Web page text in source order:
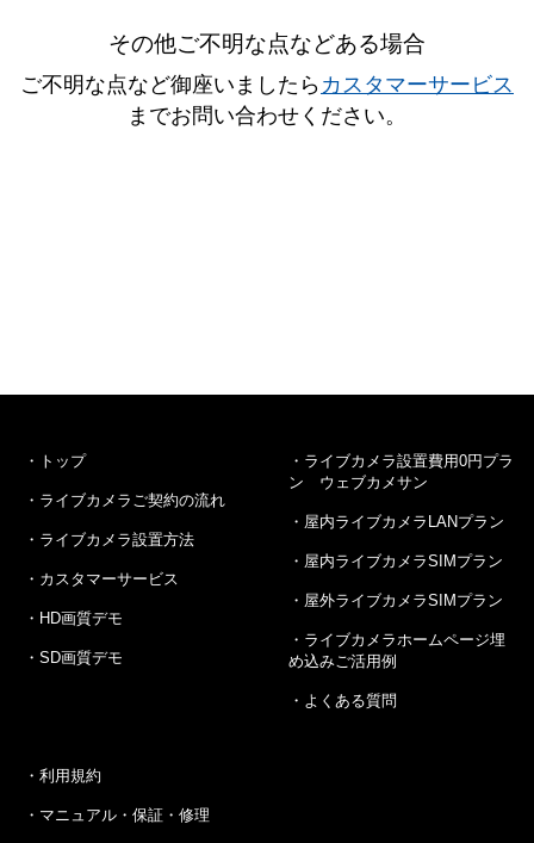
その他ご不明な点などある場合
ご不明な点など御座いましたら カスタマーサービス
までお問い合わせください。
トップ
ライブカメラご契約の流れ
ライブカメラ設置方法
カスタマーサービス
HD画質デモ
SD画質デモ
ライブカメラ設置費用0円プラ
ン ウェブカメサン
屋内ライブカメラLANプラン
屋内ライブカメラSIMプラン
屋外ライブカメラSIMプラン
ライブカメラホームページ埋
め込みご活用例
よくある質問
利用規約
マニュアル・保証・修理